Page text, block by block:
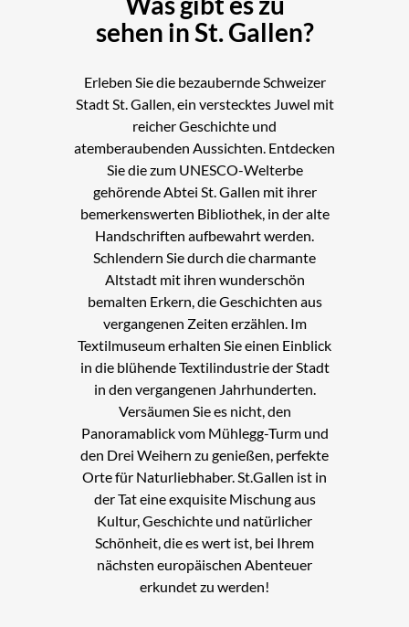
sehen in St. Gallen?
Erleben Sie die bezaubernde Schweizer
Stadt St. Gallen, ein verstecktes Juwel mit
reicher Geschichte und
atemberaubenden Aussichten. Entdecken
Sie die zum UNESCO-Welterbe
gehörende Abtei St. Gallen mit ihrer
bemerkenswerten Bibliothek, in der alte
Handschriften aufbewahrt werden.
Schlendern Sie durch die charmante
Altstadt mit ihren wunderschön
bemalten Erkern, die Geschichten aus
vergangenen Zeiten erzählen. Im
Textilmuseum erhalten Sie einen Einblick
in die blühende Textilindustrie der Stadt
in den vergangenen Jahrhunderten.
Versäumen Sie es nicht, den
Panoramablick vom Mühlegg-Turm und
den Drei Weihern zu genießen, perfekte
Orte für Naturliebhaber. St.Gallen ist in
der Tat eine exquisite Mischung aus
Kultur, Geschichte und natürlicher
Schönheit, die es wert ist, bei Ihrem
nächsten europäischen Abenteuer
erkundet zu werden!